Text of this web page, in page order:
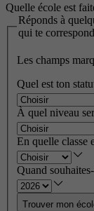
Quelle école est
Réponds à
qui te
Les champs
Quel est ton
À quel niveau
En quelle classe
Quand
Trouver mon